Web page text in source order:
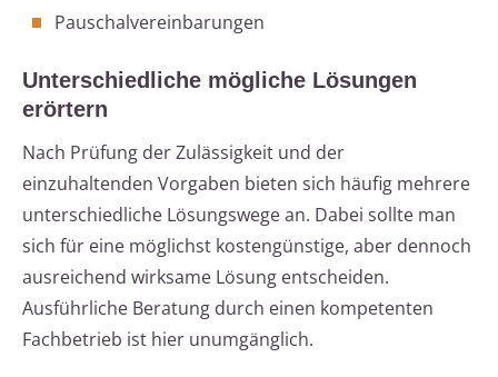
Pauschalvereinbarungen
Unterschiedliche mögliche Lösungen
erörtern
Nach Prüfung der Zulässigkeit und der
einzuhaltenden Vorgaben bieten sich häufig mehrere
unterschiedliche Lösungswege an. Dabei sollte man
sich für eine möglichst kostengünstige, aber dennoch
ausreichend wirksame Lösung entscheiden.
Ausführliche Beratung durch einen kompetenten
Fachbetrieb ist hier unumgänglich.